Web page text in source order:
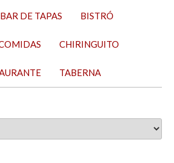
BAR DE TAPAS BISTRÓ
CHIRINGUITO
TABERNA